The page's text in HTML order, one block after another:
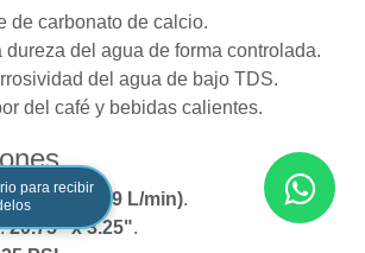
para recibir
EV9627-05es un cartucho de
diseñado pararemineralizar agua de
o bajo contenido de TDS, incorporando
agua y optimizar el desempeño de
bebidas y otros procesos donde una